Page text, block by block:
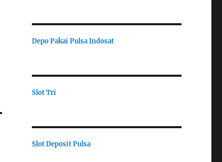
Depo Pakai Pulsa Indosat
Slot Tri
Slot Deposit Pulsa